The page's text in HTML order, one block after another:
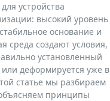
устройства
высокий уровень
основание и
среда создают условия,
установленный
деформируется уже в
статье мы разбираем
принципы